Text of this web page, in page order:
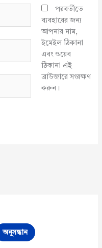
পরবর্তীতে
ব্যবহারের জন্য
আপনার নাম,
ইমেইল ঠিকানা
এবং ওয়েব
ঠিকানা এই
ব্রাউজারে সংরক্ষণ
করুন।
অনুসন্ধান